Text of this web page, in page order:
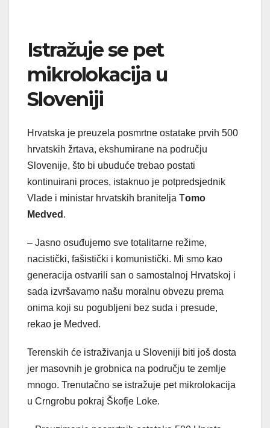
Istražuje se pet
mikrolokacija u
Sloveniji
Hrvatska je preuzela posmrtne ostatake prvih 500
hrvatskih žrtava, ekshumirane na području
Slovenije, što bi ubuduće trebao postati
kontinuirani proces, istaknuo je potpredsjednik
Vlade i ministar hrvatskih branitelja Tomo
Medved .
– Jasno osuđujemo sve totalitarne režime,
nacistički, fašistički i komunistički. Mi smo kao
generacija ostvarili san o samostalnoj Hrvatskoj i
sada izvršavamo našu moralnu obvezu prema
onima koji su pogubljeni bez suda i presude,
rekao je Medved.
Terenskih će istraživanja u Sloveniji biti još dosta
jer masovnih je grobnica na području te zemlje
mnogo. Trenutačno se istražuje pet mikrolokacija
u Crngrobu pokraj Škofje Loke.